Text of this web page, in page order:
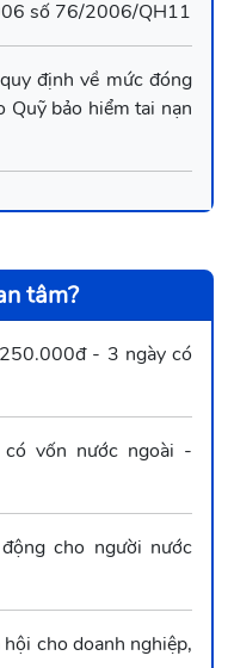
số 76/2006/QH11
định về mức đóng
Quỹ bảo hiểm tai nạn
tâm?
- 3 ngày có
vốn nước ngoài -
cho người nước
cho doanh nghiệp,